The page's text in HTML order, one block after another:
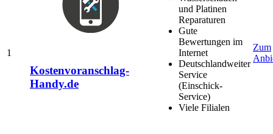
1
Kostenvoranschlag-
Handy.de
und Platinen
Reparaturen
Gute
Bewertungen im
Internet
Deutschlandweiter
Service
(Einschick-
Service)
Viele Filialen
Zum